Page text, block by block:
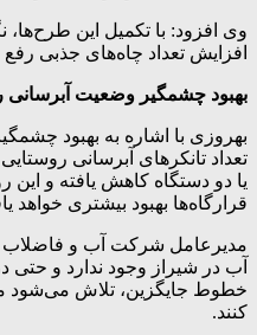
وی افزود: با تکمیل این
افزایش تعداد چاه‌های جذبی
بهبود چشمگیر وضعیت آبرسانی
بهروزی با اشاره به بهبود
یا دو دستگاه کاهش یافته و این
قرارگاه‌ها بهبود بیشتری خواهد
مدیرعامل شرکت آب و فاضلاب
آب در شیراز وجود ندارد و حتی
خطوط جایگزین، تلاش می‌شود
کنند.